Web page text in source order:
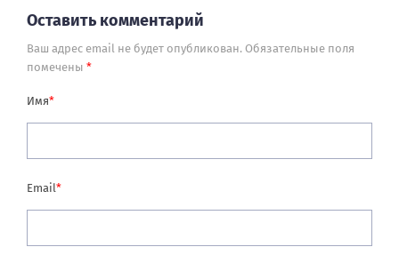
Оставить комментарий
Ваш адрес email не будет опубликован. Обязательные поля
помечены *
Имя*
Email*